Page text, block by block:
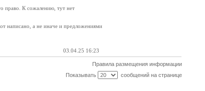
право. К сожалению, тут нет
написано, а не иначе и предложениями
03.04.25 16:23
Правила размещения информации
Показывать
сообщений на странице